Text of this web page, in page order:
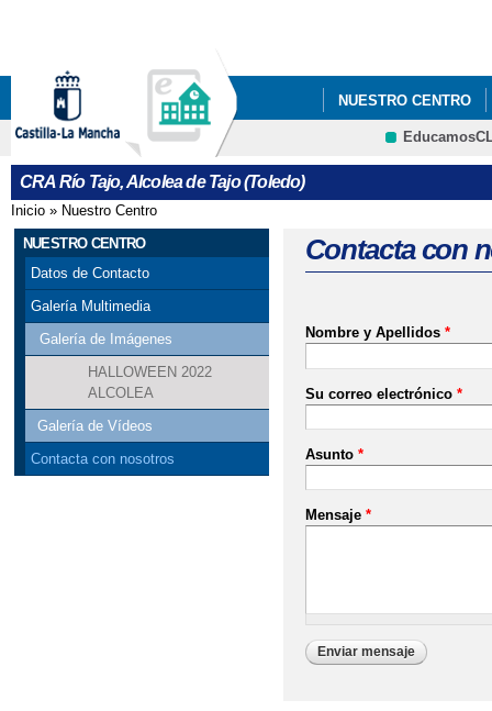
NUESTRO CENTRO
CONSORCIO
PROGRAMAS
CRA Río Tajo, Alcolea de Tajo (Toledo)
Se encuentra usted aquí
Inicio » Nuestro Centro
NUESTRO CENTRO
Datos de Contacto
Galería Multimedia
Galería de Imágenes
HALLOWEEN 2022
ALCOLEA
Galería de Vídeos
Contacta con nosotros
Contacta con
Nombre y Apellidos *
Su correo electrónico *
Asunto *
Mensaje *